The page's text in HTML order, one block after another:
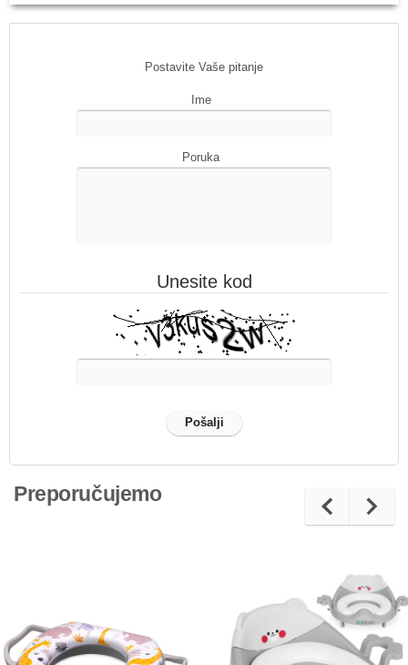
Postavite Vaše pitanje
Ime
Poruka
Unesite kod
Preporučujemo